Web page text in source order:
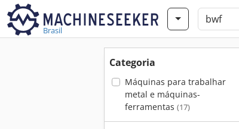
Brasil
Categoria
Máquinas para trabalhar
metal e máquinas-
ferramentas (17)